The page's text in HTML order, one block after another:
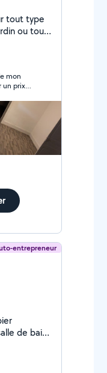
tout type
ou tout
mon
un prix
entrepreneur
de bain